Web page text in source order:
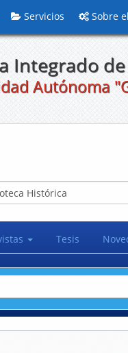
Servicios Sobre
Integrado
Autónoma
Tesis